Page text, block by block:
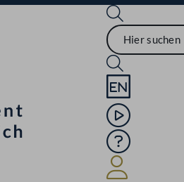
Sprache English
Mediathek
Hilfe